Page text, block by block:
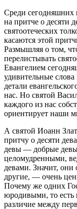
Среди сегодняшних
на притче о десяти
святоотеческих
касаются этой
Размышляя о том,
перелистывать
Евангелием
удивительные
детали
нас. Но святой
каждого из нас
ориентирует наши
А святой Иоанн
притчу о десяти
девы — добрые
целомудренными,
девами. Значит,
другие, — очень
Почему же одних
юродивыми, то есть
различие между